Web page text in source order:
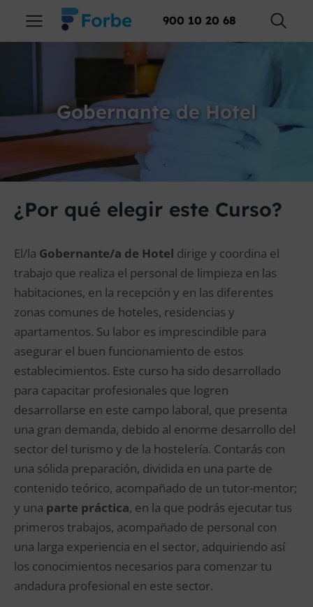
900 10 20 68
Gobernante de Hotel
¿Por qué elegir este Curso?
El/la Gobernante/a de Hotel dirige y coordina el
trabajo que realiza el personal de limpieza en las
habitaciones, en la recepción y en las diferentes
zonas comunes de hoteles, residencias y
apartamentos. Su labor es imprescindible para
asegurar el buen funcionamiento de estos
establecimientos. Este curso ha sido desarrollado
para capacitar profesionales que logren
desarrollarse en este campo laboral, que presenta
una gran demanda, debido al enorme desarrollo del
sector del turismo y de la hostelería. Contarás con
una sólida preparación, dividida en una parte de
contenido teórico, acompañado de un tutor-mentor;
y una parte práctica, en la que podrás ejecutar tus
primeros trabajos, acompañado de personal con
una larga experiencia en el sector, adquiriendo así
los conocimientos necesarios para comenzar tu
andadura profesional en este sector.